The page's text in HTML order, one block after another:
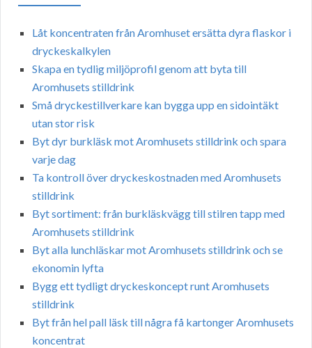
Låt koncentraten från Aromhuset ersätta dyra flaskor i
dryckeskalkylen
Skapa en tydlig miljöprofil genom att byta till
Aromhusets stilldrink
Små dryckestillverkare kan bygga upp en sidointäkt
utan stor risk
Byt dyr burkläsk mot Aromhusets stilldrink och spara
varje dag
Ta kontroll över dryckeskostnaden med Aromhusets
stilldrink
Byt sortiment: från burkläskvägg till stilren tapp med
Aromhusets stilldrink
Byt alla lunchläskar mot Aromhusets stilldrink och se
ekonomin lyfta
Bygg ett tydligt dryckeskoncept runt Aromhusets
stilldrink
Byt från hel pall läsk till några få kartonger Aromhusets
koncentrat